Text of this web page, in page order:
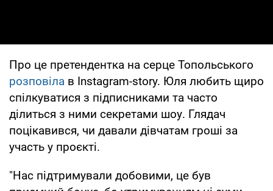
Про це претендентка на серце Топольського
розповіла в Instagram-story. Юля любить щиро
спілкуватися з підписниками та часто
ділиться з ними секретами шоу. Глядач
поцікавився, чи давали дівчатам гроші за
участь у проєкті.
"Нас підтримували добовими, це був